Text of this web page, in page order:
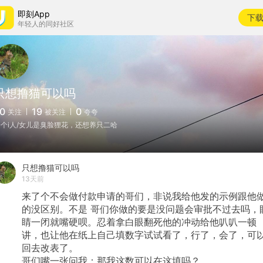
即刻App
年轻人的同好社区
下载
想撸猫可以吗
关注 19 被关注 0 夸夸
i人/女儿是臭脸狸花，还想养只二哈
只想撸猫可以吗
13天前
来了个不会做付款申请的哥们，非说我给他发的示例跟他
的没区别。不是 哥们你做的要是没问题会审批不过去吗，
睛一闭就嘴硬呗。忍着拿白眼翻死他的冲动给他叭叭一顿
讲，也让他在纸上自己填数字试试看了，行了，会了，可
回去改表了。
哥们嘴一张问我：那我这数可以在这填吗？